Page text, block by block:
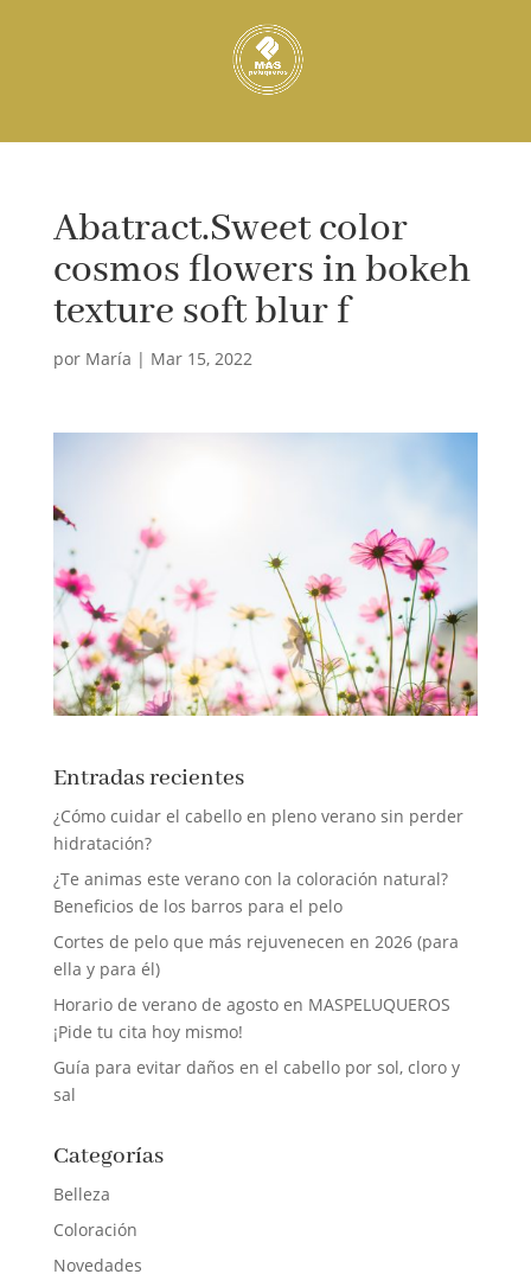
Abatract.Sweet color
cosmos flowers in bokeh
texture soft blur f
por María | Mar 15, 2022
Entradas recientes
¿Cómo cuidar el cabello en pleno verano sin perder
hidratación?
¿Te animas este verano con la coloración natural?
Beneficios de los barros para el pelo
Cortes de pelo que más rejuvenecen en 2026 (para
ella y para él)
Horario de verano de agosto en MASPELUQUEROS
¡Pide tu cita hoy mismo!
Guía para evitar daños en el cabello por sol, cloro y
sal
Categorías
Belleza
Coloración
Novedades